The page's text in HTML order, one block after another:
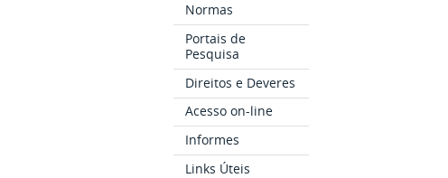
Normas
Portais de
Pesquisa
Direitos e Deveres
Acesso on-line
Informes
Links Úteis